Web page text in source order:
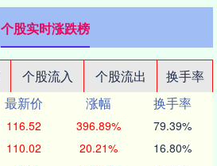
个股实时涨跌榜
个股流入 个股流出
换手率
最新价 涨幅
换手率
116.52 396.89% 79.39%
110.02 20.21% 16.80%